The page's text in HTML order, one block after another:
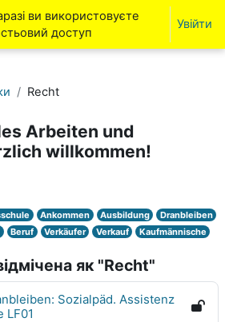
пошуку
ви використовуєте
доступ
Увійти
Recht
Arbeiten und
willkommen!
Ankommen Ausbildung
Dranbleiben
Beruf Verkäufer Verkauf
Kaufmännische
як "Recht"
Sozialpäd. Assistenz
LF01